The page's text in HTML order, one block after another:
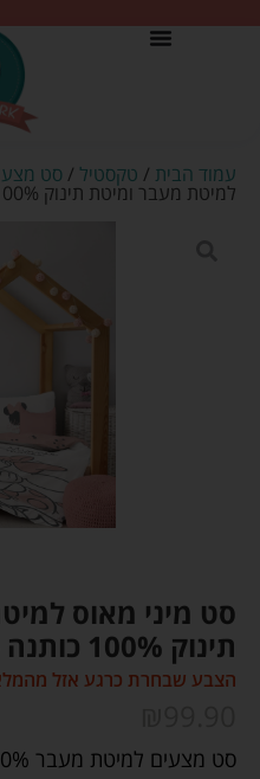
עמוד הבית / טקסטיל / סט
למיטת מעבר ומיטת תינוק 100% כותנה – דיסני
סט מיני מאוס
תינוק 100% כותנה – דיסני
הצבע שבחרת כרגע אזל
סט מצעים למיטת מעבר 100% כותנה.